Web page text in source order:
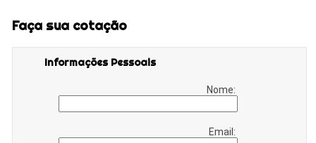
Faça sua cotação
Informações Pessoais
Nome:
Email: